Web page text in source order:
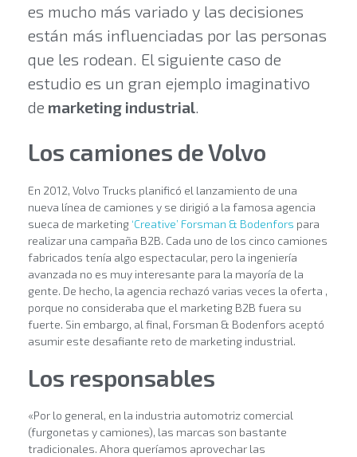
es mucho más variado y las decisiones
están más influenciadas por las personas
que les rodean. El siguiente caso de
estudio es un gran ejemplo imaginativo
de marketing industrial.
Los camiones de Volvo
En 2012, Volvo Trucks planificó el lanzamiento de una
nueva línea de camiones y se dirigió a la famosa agencia
sueca de marketing ‘Creative’ Forsman & Bodenfors para
realizar una campaña B2B. Cada uno de los cinco camiones
fabricados tenía algo espectacular, pero la ingeniería
avanzada no es muy interesante para la mayoría de la
gente. De hecho, la agencia rechazó varias veces la oferta ,
porque no consideraba que el marketing B2B fuera su
fuerte. Sin embargo, al final, Forsman & Bodenfors aceptó
asumir este desafiante reto de marketing industrial.
Los responsables
«Por lo general, en la industria automotriz comercial
(furgonetas y camiones), las marcas son bastante
tradicionales. Ahora queríamos aprovechar las